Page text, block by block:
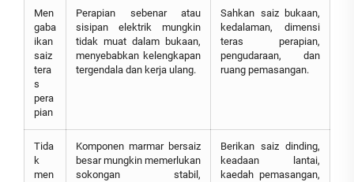
Men
gaba
ikan
saiz
tera
s
pera
pian
Perapian sebenar atau
sisipan elektrik mungkin
tidak muat dalam bukaan,
menyebabkan kelengkapan
tergendala dan kerja ulang.
Sahkan saiz bukaan,
kedalaman, dimensi
teras perapian,
pengudaraan, dan
ruang pemasangan.
Tida
k
men
Komponen marmar bersaiz
besar mungkin memerlukan
sokongan stabil,
Berikan saiz dinding,
keadaan lantai,
kaedah pemasangan,